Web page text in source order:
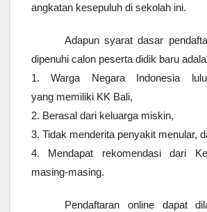
angkatan kesepuluh di sekolah ini.
Adapun syarat dasar
dipenuhi calon peserta didik baru
1. Warga Negara Indonesia
yang memiliki KK Bali,
2. Berasal dari keluarga miskin,
3. Tidak menderita penyakit menular,
4. Mendapat rekomendasi dari
masing-masing.
Pendaftaran online dapat